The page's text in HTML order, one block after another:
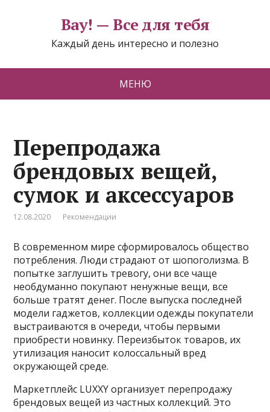
Вау! — Все для тебя
Каждый день интересно и полезно
МЕНЮ
Перепродажа
брендовых вещей,
сумок и аксессуаров
12.08.2020 Рекомендации
В современном мире сформировалось общество
потребления. Люди страдают от шопоголизма. В
попытке заглушить тревогу, они все чаще
необдуманно покупают ненужные вещи, все
больше тратят денег. После выпуска последней
модели гаджетов, коллекции одежды покупатели
выстраиваются в очереди, чтобы первыми
приобрести новинку. Переизбыток товаров, их
утилизация наносит колоссальный вред
окружающей среде.
Маркетплейс LUXXY организует перепродажу
брендовых вещей из частных коллекций. Это